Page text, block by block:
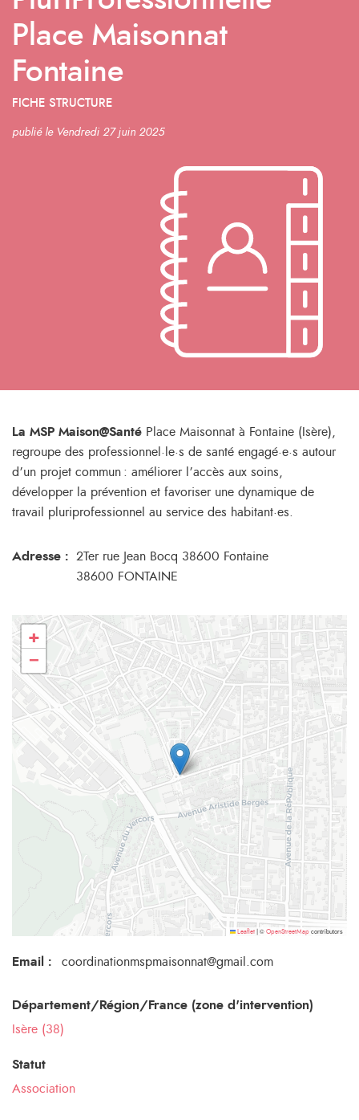
Place Maisonnat
Fontaine
FICHE STRUCTURE
publié le Vendredi 27 juin 2025
La MSP Maison@Santé Place Maisonnat à Fontaine (Isère),
regroupe des professionnel·le·s de santé engagé·e·s autour
d’un projet commun : améliorer l’accès aux soins,
développer la prévention et favoriser une dynamique de
travail pluriprofessionnel au service des habitant·es.
Adresse :
2Ter rue Jean Bocq 38600 Fontaine
38600 FONTAINE
+
−
Leaflet © OpenStreetMap contributors
Email : coordinationmspmaisonnat@gmail.com
Département/Région/France (zone d'intervention)
Isère (38)
Statut
Association